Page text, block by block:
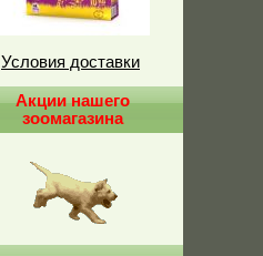
Условия доставки
Акции нашего
зоомагазина